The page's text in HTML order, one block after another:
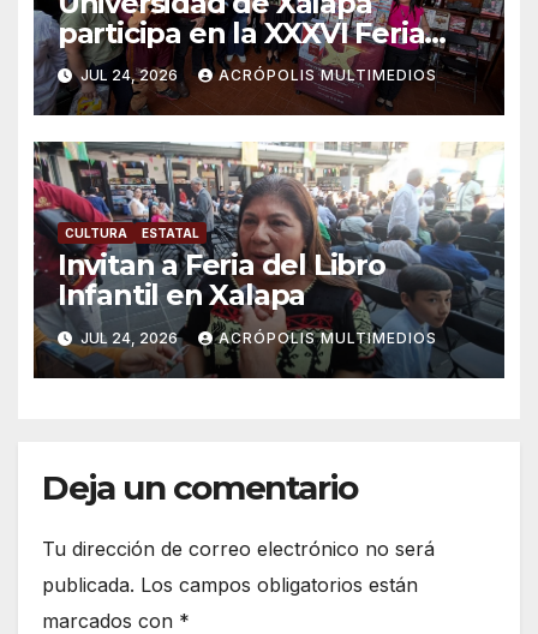
participa en la XXXVI Feria
Nacional del Libro Infantil y
Juvenil
JUL 24, 2026 ACRÓPOLIS MULTIMEDIOS
CULTURA ESTATAL
Invitan a Feria del Libro
Infantil en Xalapa
JUL 24, 2026 ACRÓPOLIS MULTIMEDIOS
Deja un comentario
Tu dirección de correo electrónico no será
publicada. Los campos obligatorios están
marcados con *